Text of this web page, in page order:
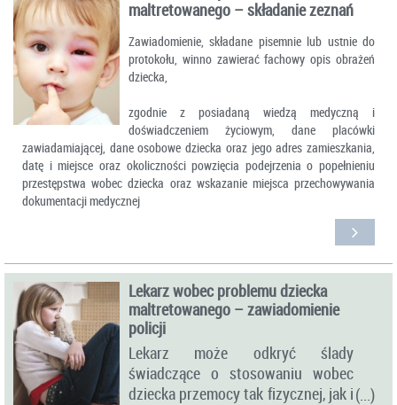
maltretowanego – składanie zeznań
Zawiadomienie, składane pisemnie lub ustnie do
protokołu, winno zawierać fachowy opis obrażeń
dziecka,
zgodnie z posiadaną wiedzą medyczną i
doświadczeniem życiowym, dane placówki
zawiadamiającej, dane osobowe dziecka oraz jego adres zamieszkania,
datę i miejsce oraz okoliczności powzięcia podejrzenia o popełnieniu
przestępstwa wobec dziecka oraz wskazanie miejsca przechowywania
dokumentacji medycznej
Lekarz wobec problemu dziecka
maltretowanego – zawiadomienie
policji
Lekarz może odkryć ślady
świadczące o stosowaniu wobec
dziecka przemocy tak fizycznej, jak i